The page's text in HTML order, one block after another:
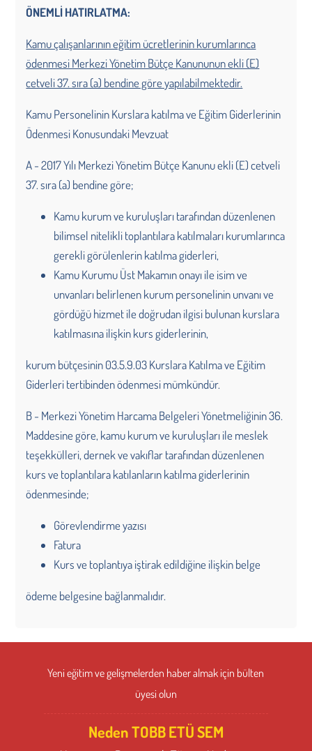
ÖNEMLİ HATIRLATMA:
Kamu çalışanlarının eğitim ücretlerinin kurumlarınca
ödenmesi Merkezi Yönetim Bütçe Kanununun ekli (E)
cetveli 37. sıra (a) bendine göre yapılabilmektedir.
Kamu Personelinin Kurslara katılma ve Eğitim Giderlerinin
Ödenmesi Konusundaki Mevzuat
A - 2017 Yılı Merkezi Yönetim Bütçe Kanunu ekli (E) cetveli
37. sıra (a) bendine göre;
Kamu kurum ve kuruluşları tarafından düzenlenen
bilimsel nitelikli toplantılara katılmaları kurumlarınca
gerekli görülenlerin katılma giderleri,
Kamu Kurumu Üst Makamın onayı ile isim ve
unvanları belirlenen kurum personelinin unvanı ve
gördüğü hizmet ile doğrudan ilgisi bulunan kurslara
katılmasına ilişkin kurs giderlerinin,
kurum bütçesinin 03.5.9.03 Kurslara Katılma ve Eğitim
Giderleri tertibinden ödenmesi mümkündür.
B - Merkezi Yönetim Harcama Belgeleri Yönetmeliğinin 36.
Maddesine göre, kamu kurum ve kuruluşları ile meslek
teşekkülleri, dernek ve vakıflar tarafından düzenlenen
kurs ve toplantılara katılanların katılma giderlerinin
ödenmesinde;
Görevlendirme yazısı
Fatura
Kurs ve toplantıya iştirak edildiğine ilişkin belge
ödeme belgesine bağlanmalıdır.
Yeni eğitim ve gelişmelerden haber almak için bülten
üyesi olun
Neden TOBB ETÜ SEM